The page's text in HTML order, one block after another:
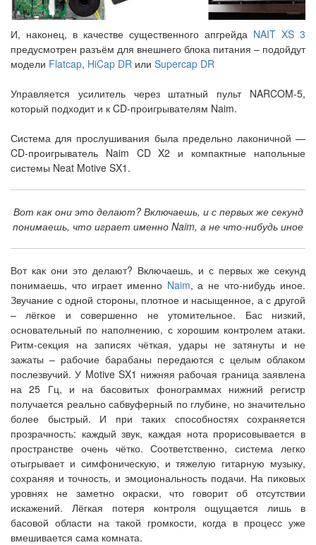
И, наконец, в качестве существенного апгрейда NAIT XS 3
предусмотрен разъём для внешнего блока питания – подойдут
модели Flatcap, HiCap DR или Supercap DR
Управляется усилитель через штатный пульт NARCOM-5,
который подходит и к CD-проигрывателям Naim.
Система для прослушивания была предельно лаконичной —
CD-проигрыватель Naim CD X2 и компактные напольные
системы Neat Motive SX1.
Вот как они это делают? Включаешь, и с первых же секунд
понимаешь, что играет именно Naim, а не что-нибудь иное
Вот как они это делают? Включаешь, и с первых же секунд
понимаешь, что играет именно Naim, а не что-нибудь иное.
Звучание с одной стороны, плотное и насыщенное, а с другой
– лёгкое и совершенно не утомительное. Бас низкий,
основательный по наполнению, с хорошим контролем атаки.
Ритм-секция на записях чёткая, удары не затянуты и не
зажаты – рабочие барабаны передаются с целым облаком
послезвучий. У Motive SX1 нижняя рабочая граница заявлена
на 25 Гц, и на басовитых фонограммах нижний регистр
получается реально сабвуферный по глубине, но значительно
более быстрый. И при таких способностях сохраняется
прозрачность: каждый звук, каждая нота прорисовывается в
пространстве очень чётко. Соответственно, система легко
отыгрывает и симфоническую, и тяжелую гитарную музыку,
сохраняя и точность, и эмоциональность подачи. На пиковых
уровнях не заметно окраски, что говорит об отсутствии
искажений. Лёгкая потеря контроля ощущается лишь в
басовой области на такой громкости, когда в процесс уже
вмешивается сама комната.